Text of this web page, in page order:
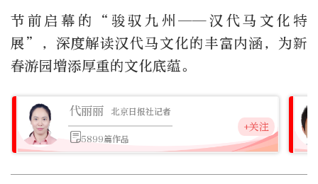
节前启幕的“骏驭九州——汉代马文化特
展”，深度解读汉代马文化的丰富内涵，为新
春游园增添厚重的文化底蕴。
代丽丽 北京日报社记者
5899篇作品
+关注